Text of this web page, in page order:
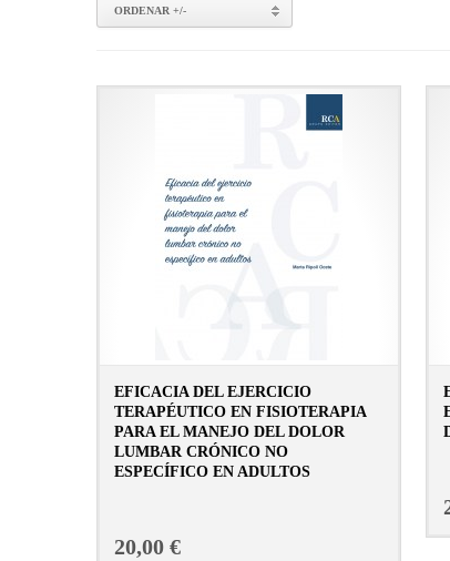
ORDENAR +/-
EFICACIA DEL EJERCICIO
TERAPÉUTICO EN FISIOTERAPIA
PARA EL MANEJO DEL DOLOR
LUMBAR CRÓNICO NO
ESPECÍFICO EN ADULTOS
20,00 €